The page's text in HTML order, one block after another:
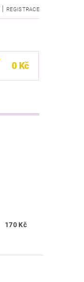
| REGISTRACE
0 Kč
170 Kč